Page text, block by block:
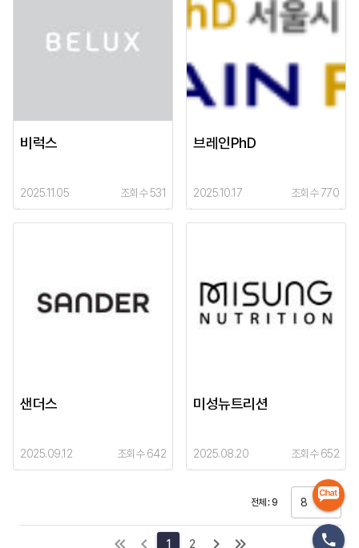
비럭스
2025.11.05 조회수 531
브레인PhD
2025.10.17 조회수 770
샌더스
2025.09.12 조회수 642
미성뉴트리션
2025.08.20 조회수 652
전체 : 9 8
1 2